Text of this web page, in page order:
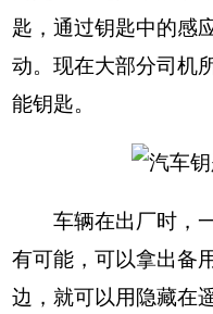
匙，通过钥匙中的感
动。现在大部分司机
能钥匙。
车辆在出厂时，一
有可能，可以拿出备
边，就可以用隐藏在